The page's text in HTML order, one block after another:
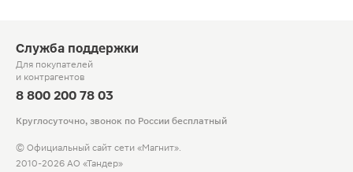
Служба поддержки
Для покупателей
и контрагентов
8 800 200 78 03
Круглосуточно, звонок по России бесплатный
© Официальный сайт сети «Магнит».
2010-2026 АО «Тандер»